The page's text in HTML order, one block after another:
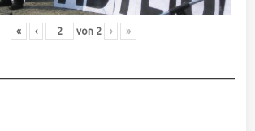
« ‹ von 2 › »